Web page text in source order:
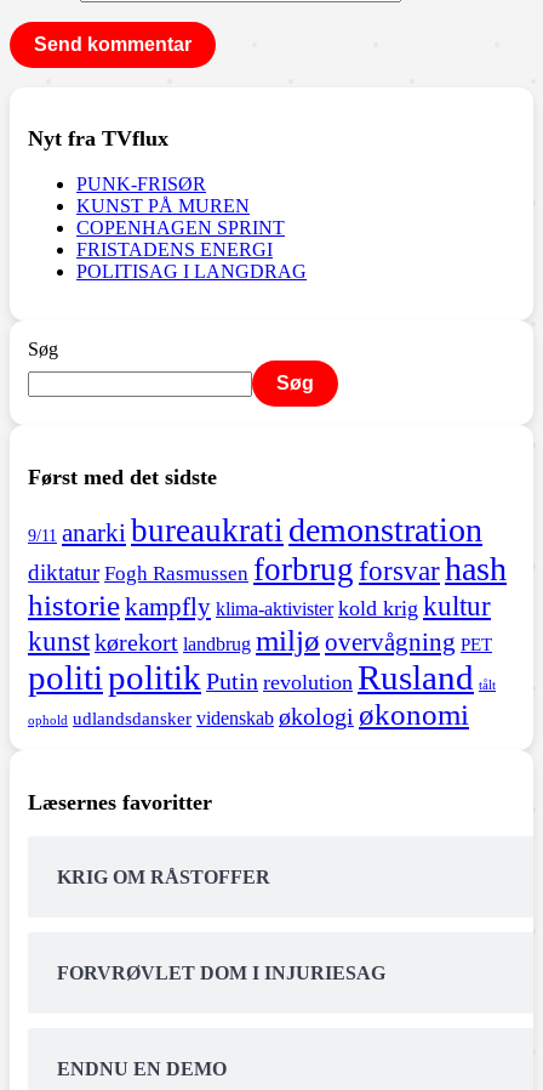
Nyt fra TVflux
PUNK-FRISØR
KUNST PÅ MUREN
COPENHAGEN SPRINT
FRISTADENS ENERGI
POLITISAG I LANGDRAG
Søg
Søg
Først med det sidste
9/11 anarki bureaukrati demonstration
diktatur Fogh Rasmussen forbrugforsvarhash
historiekampfly klima-aktivister kold krig kultur
kunstkørekort landbrug miljø overvågning PET
politipolitik Putin revolution Rusland tålt
ophold udlandsdansker videnskab økologi økonomi
Læsernes favoritter
KRIG OM RÅSTOFFER
FORVRØVLET DOM I INJURIESAG
ENDNU EN DEMO